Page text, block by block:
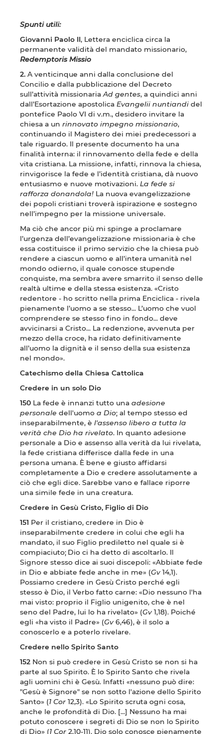
Spunti utili:
Giovanni Paolo II, Lettera enciclica circa la
permanente validità del mandato missionario,
Redemptoris Missio
2. A venticinque anni dalla conclusione del
Concilio e dalla pubblicazione del Decreto
sull’attività missionariaAd gentes, a quindici anni
dall’Esortazione apostolica Evangelii nuntiandi del
pontefice Paolo VI di v.m., desidero invitare la
chiesa a un rinnovato impegno missionario,
continuando il Magistero dei miei predecessori a
tale riguardo. Il presente documento ha una
finalità interna: il rinnovamento della fede e della
vita cristiana. La missione, infatti, rinnova la chiesa,
rinvigorisce la fede e l’identità cristiana, dà nuovo
entusiasmo e nuove motivazioni. La fede si
rafforza donandola! La nuova evangelizzazione
dei popoli cristiani troverà ispirazione e sostegno
nell’impegno per la missione universale.
Ma ciò che ancor più mi spinge a proclamare
l’urgenza dell’evangelizzazione missionaria è che
essa costituisce il primo servizio che la chiesa può
rendere a ciascun uomo e all’intera umanità nel
mondo odierno, il quale conosce stupende
conquiste, ma sembra avere smarrito il senso delle
realtà ultime e della stessa esistenza. «Cristo
redentore - ho scritto nella prima Enciclica - rivela
pienamente l’uomo a se stesso... L’uomo che vuol
comprendere se stesso fino in fondo... deve
avvicinarsi a Cristo... La redenzione, avvenuta per
mezzo della croce, ha ridato definitivamente
all’uomo la dignità e il senso della sua esistenza
nel mondo».
Catechismo della Chiesa Cattolica
Credere in un solo Dio
150 La fede è innanzi tutto una adesione
personale dell'uomo a Dio; al tempo stesso ed
inseparabilmente, è l'assenso libero a tutta la
verità che Dio ha rivelato. In quanto adesione
personale a Dio e assenso alla verità da lui rivelata,
la fede cristiana differisce dalla fede in una
persona umana. È bene e giusto affidarsi
completamente a Dio e credere assolutamente a
ciò che egli dice. Sarebbe vano e fallace riporre
una simile fede in una creatura.
Credere in Gesù Cristo, Figlio di Dio
151 Per il cristiano, credere in Dio è
inseparabilmente credere in colui che egli ha
mandato, il suo Figlio prediletto nel quale si è
compiaciuto; Dio ci ha detto di ascoltarlo. Il
Signore stesso dice ai suoi discepoli: «Abbiate fede
in Dio e abbiate fede anche in me» (Gv14,1).
Possiamo credere in Gesù Cristo perché egli
stesso è Dio, il Verbo fatto carne: «Dio nessuno l'ha
mai visto: proprio il Figlio unigenito, che è nel
seno del Padre, lui lo ha rivelato» (Gv1,18). Poiché
egli «ha visto il Padre» (Gv6,46), è il solo a
conoscerlo e a poterlo rivelare.
Credere nello Spirito Santo
152 Non si può credere in Gesù Cristo se non si ha
parte al suo Spirito. È lo Spirito Santo che rivela
agli uomini chi è Gesù. Infatti «nessuno può dire:
"Gesù è Signore" se non sotto l'azione dello Spirito
Santo» (1 Cor 12,3). «Lo Spirito scruta ogni cosa,
anche le profondità di Dio. [...] Nessuno ha mai
potuto conoscere i segreti di Dio se non lo Spirito
di Dio» (1 Cor 2,10-11). Dio solo conosce pienamente